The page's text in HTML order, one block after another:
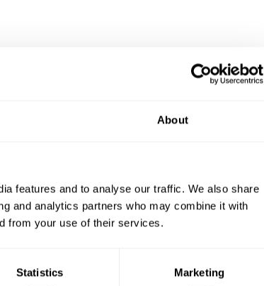
About
features and to analyse our traffic. We also share
and analytics partners who may combine it with
from your use of their services.
Statistics Marketing